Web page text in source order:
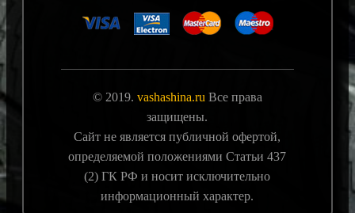
© 2019. vashashina.ru Все права
защищены.
Сайт не является публичной офертой,
определяемой положениями Статьи 437
(2) ГК РФ и носит исключительно
информационный характер.